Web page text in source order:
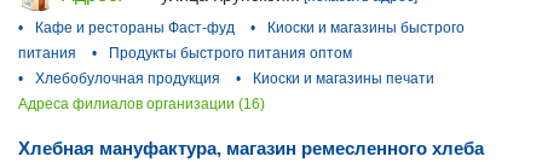
•
Кафе и рестораны Фаст-фуд •
Киоски и магазины быстрого
питания
•
Продукты быстрого питания оптом
•
Хлебобулочная продукция •
Киоски и магазины печати
Адреса филиалов организации (16)
Хлебная мануфактура, магазин ремесленного хлеба